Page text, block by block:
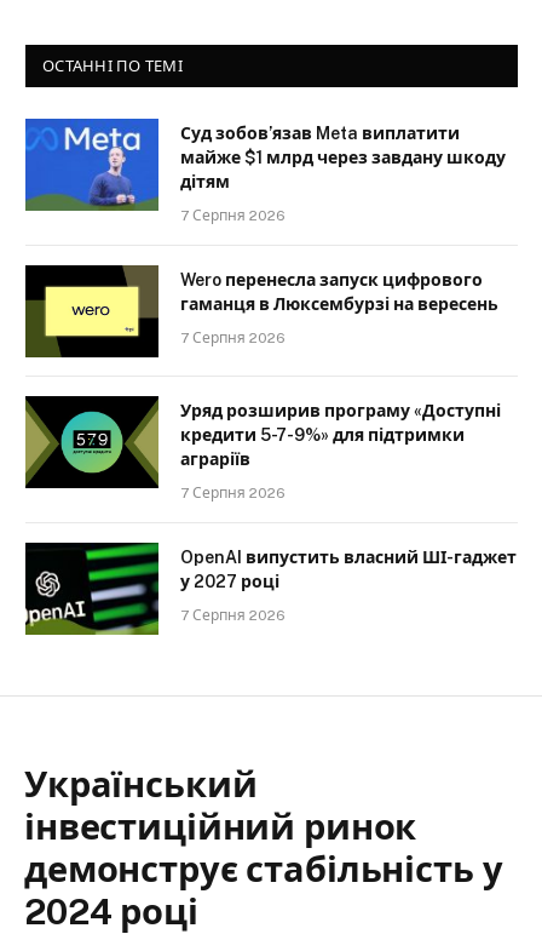
ОСТАННІ ПО ТЕМІ
Суд зобов’язав Meta виплатити
майже $1 млрд через завдану шкоду
дітям
7 Серпня 2026
Wero перенесла запуск цифрового
гаманця в Люксембурзі на вересень
7 Серпня 2026
Уряд розширив програму «Доступні
кредити 5-7-9%» для підтримки
аграріїв
7 Серпня 2026
OpenAI випустить власний ШІ-гаджет
у 2027 році
7 Серпня 2026
Український
інвестиційний ринок
демонструє стабільність у
2024 році